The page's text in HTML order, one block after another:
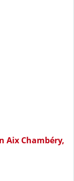
Aix Chambéry,